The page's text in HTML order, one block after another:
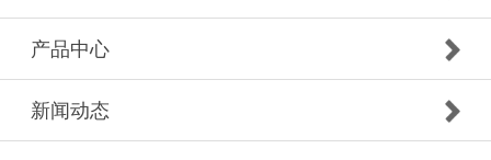
产品中心
新闻动态